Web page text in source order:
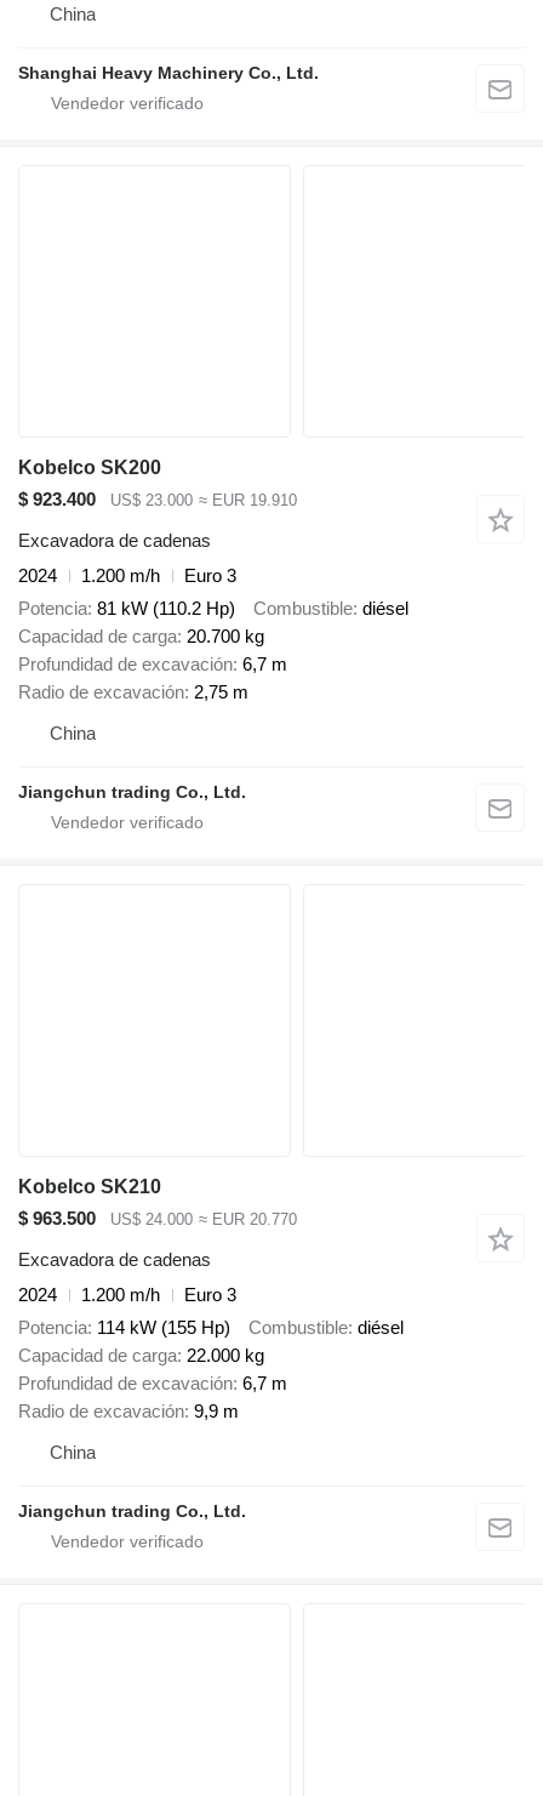
China
Shanghai Heavy Machinery Co., Ltd.
Kobelco SK200
$ 923.400
US$ 23.000 ≈ EUR 19.910
Excavadora de cadenas
2024
1.200 m/h
Euro 3
Potencia 81 kW (110.2 Hp) Combustible diésel
Capacidad de carga 20.700 kg
Profundidad de excavación 6,7 m
Radio de excavación 2,75 m
China
Jiangchun trading Co., Ltd.
Kobelco SK210
$ 963.500
US$ 24.000 ≈ EUR 20.770
Excavadora de cadenas
2024
1.200 m/h
Euro 3
Potencia 114 kW (155 Hp) Combustible diésel
Capacidad de carga 22.000 kg
Profundidad de excavación 6,7 m
Radio de excavación 9,9 m
China
Jiangchun trading Co., Ltd.